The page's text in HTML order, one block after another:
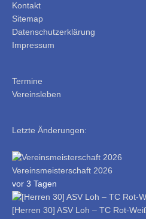
Kontakt
Sitemap
Datenschutzerklärung
Impressum
Termine
Vereinsleben
Letzte Änderungen:
Vereinsmeisterschaft 2026
vor 3 Tagen
[Herren 30] ASV Loh – TC Rot-